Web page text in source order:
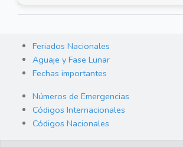
Feriados Nacionales
Aguaje y Fase Lunar
Fechas importantes
Números de Emergencias
Códigos Internacionales
Códigos Nacionales